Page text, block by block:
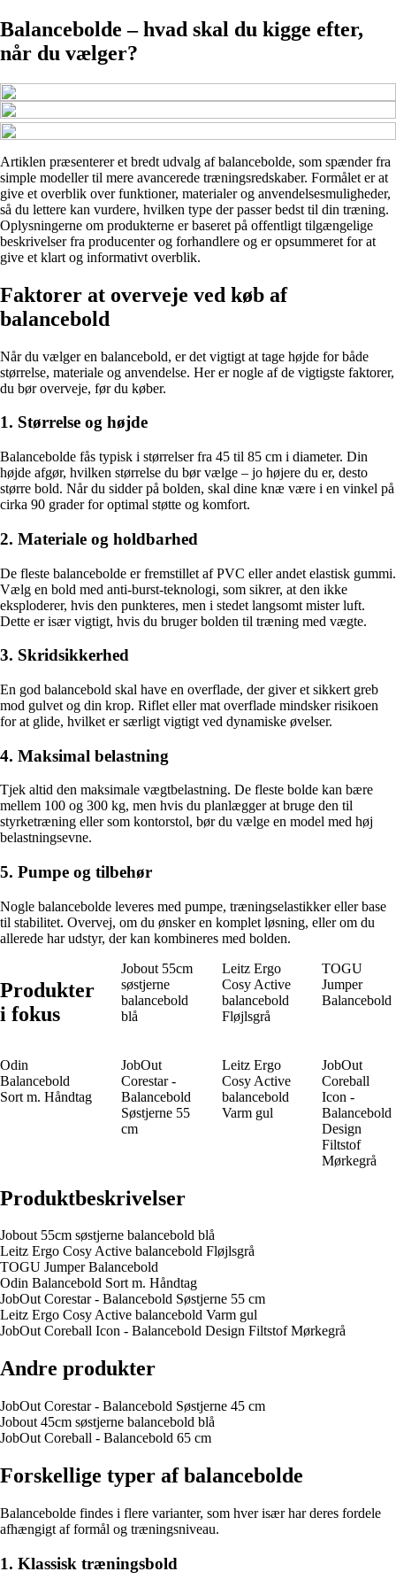
Balancebolde – hvad skal du kigge efter,
når du vælger?
Artiklen præsenterer et bredt udvalg af balancebolde, som spænder fra
simple modeller til mere avancerede træningsredskaber. Formålet er at
give et overblik over funktioner, materialer og anvendelsesmuligheder,
så du lettere kan vurdere, hvilken type der passer bedst til din træning.
Oplysningerne om produkterne er baseret på offentligt tilgængelige
beskrivelser fra producenter og forhandlere og er opsummeret for at
give et klart og informativt overblik.
Faktorer at overveje ved køb af
balancebold
Når du vælger en balancebold, er det vigtigt at tage højde for både
størrelse, materiale og anvendelse. Her er nogle af de vigtigste faktorer,
du bør overveje, før du køber.
1. Størrelse og højde
Balancebolde fås typisk i størrelser fra 45 til 85 cm i diameter. Din
højde afgør, hvilken størrelse du bør vælge – jo højere du er, desto
større bold. Når du sidder på bolden, skal dine knæ være i en vinkel på
cirka 90 grader for optimal støtte og komfort.
2. Materiale og holdbarhed
De fleste balancebolde er fremstillet af PVC eller andet elastisk gummi.
Vælg en bold med anti-burst-teknologi, som sikrer, at den ikke
eksploderer, hvis den punkteres, men i stedet langsomt mister luft.
Dette er især vigtigt, hvis du bruger bolden til træning med vægte.
3. Skridsikkerhed
En god balancebold skal have en overflade, der giver et sikkert greb
mod gulvet og din krop. Riflet eller mat overflade mindsker risikoen
for at glide, hvilket er særligt vigtigt ved dynamiske øvelser.
4. Maksimal belastning
Tjek altid den maksimale vægtbelastning. De fleste bolde kan bære
mellem 100 og 300 kg, men hvis du planlægger at bruge den til
styrketræning eller som kontorstol, bør du vælge en model med høj
belastningsevne.
5. Pumpe og tilbehør
Nogle balancebolde leveres med pumpe, træningselastikker eller base
til stabilitet. Overvej, om du ønsker en komplet løsning, eller om du
allerede har udstyr, der kan kombineres med bolden.
Produkter
i fokus
Jobout 55cm
søstjerne
balancebold
blå
Leitz Ergo
Cosy Active
balancebold
Fløjlsgrå
TOGU
Jumper
Balancebold
Odin
Balancebold
Sort m. Håndtag
JobOut
Corestar -
Balancebold
Søstjerne 55
cm
Leitz Ergo
Cosy Active
balancebold
Varm gul
JobOut
Coreball
Icon -
Balancebold
Design
Filtstof
Mørkegrå
Produktbeskrivelser
Jobout 55cm søstjerne balancebold blå
Leitz Ergo Cosy Active balancebold Fløjlsgrå
TOGU Jumper Balancebold
Odin Balancebold Sort m. Håndtag
JobOut Corestar - Balancebold Søstjerne 55 cm
Leitz Ergo Cosy Active balancebold Varm gul
JobOut Coreball Icon - Balancebold Design Filtstof Mørkegrå
Andre produkter
JobOut Corestar - Balancebold Søstjerne 45 cm
Jobout 45cm søstjerne balancebold blå
JobOut Coreball - Balancebold 65 cm
Forskellige typer af balancebolde
Balancebolde findes i flere varianter, som hver især har deres fordele
afhængigt af formål og træningsniveau.
1. Klassisk træningsbold